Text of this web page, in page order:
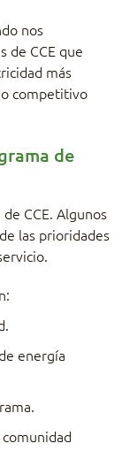
nos
de CCE que
más
competitivo
de
CCE. Algunos
las prioridades
energía